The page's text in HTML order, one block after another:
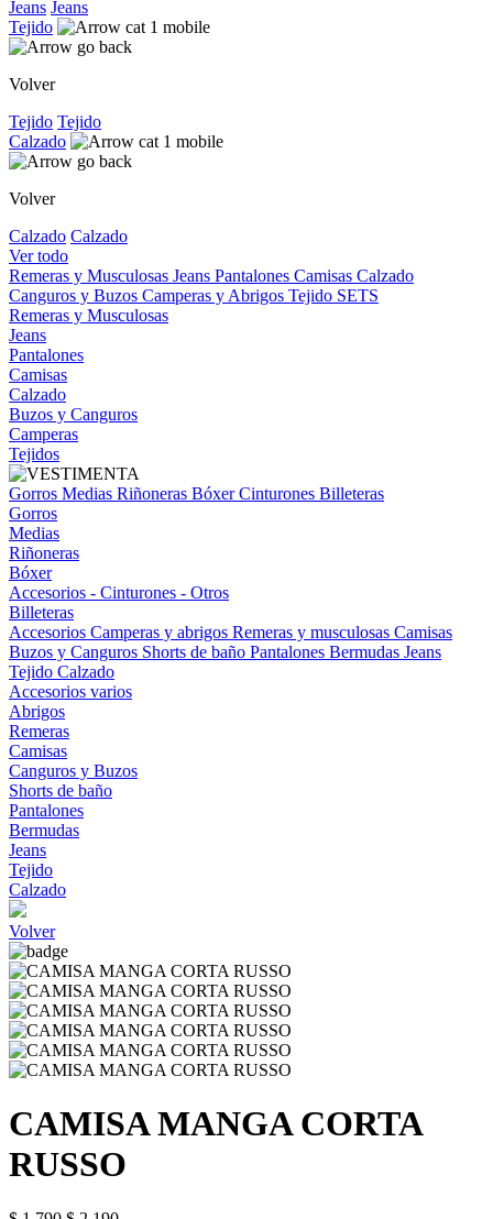
Jeans Jeans
Tejido
Volver
Tejido Tejido
Calzado
Volver
Calzado Calzado
Ver todo
Remeras y Musculosas Jeans Pantalones Camisas Calzado
Canguros y Buzos Camperas y Abrigos Tejido SETS
Remeras y Musculosas
Jeans
Pantalones
Camisas
Calzado
Buzos y Canguros
Camperas
Tejidos
Gorros Medias Riñoneras BóxerCinturones Billeteras
Gorros
Medias
Riñoneras
Bóxer
Accesorios - Cinturones - Otros
Billeteras
Accesorios Camperas y abrigos Remeras y musculosas Camisas
Buzos y Canguros Shorts de baño Pantalones Bermudas Jeans
Tejido Calzado
Accesorios varios
Abrigos
Remeras
Camisas
Canguros y Buzos
Shorts de baño
Pantalones
Bermudas
Jeans
Tejido
Calzado
Volver
CAMISA MANGA CORTA
RUSSO